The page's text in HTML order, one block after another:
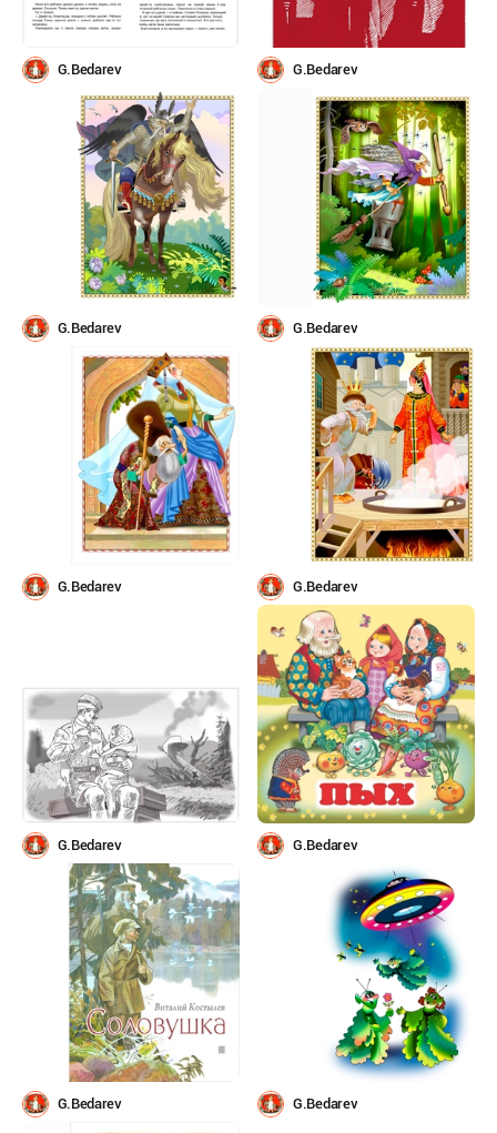
G.Bedarev G.Bedarev
G.Bedarev G.Bedarev
G.Bedarev G.Bedarev
G.Bedarev G.Bedarev
G.Bedarev G.Bedarev